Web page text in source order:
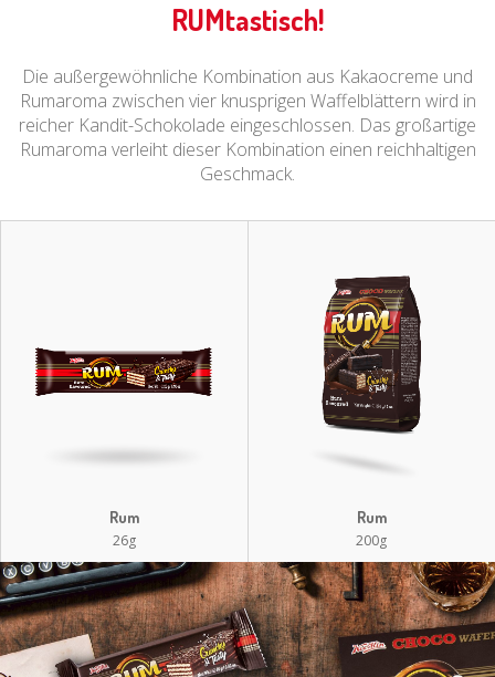
RUMtastisch!
Die außergewöhnliche Kombination aus Kakaocreme und
Rumaroma zwischen vier knusprigen Waffelblättern wird in
reicher Kandit-Schokolade eingeschlossen. Das großartige
Rumaroma verleiht dieser Kombination einen reichhaltigen
Geschmack.
Rum
26g
Rum
200g